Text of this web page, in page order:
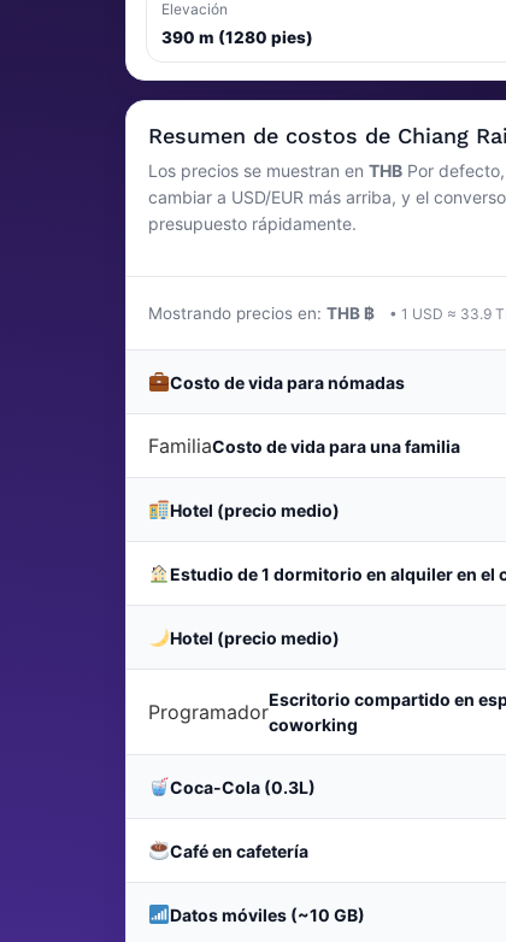
Elevación
390 m (1280 pies)
Resumen de costos de Chiang Rai
Los precios se muestran en THB Por
cambiar a USD/EUR más arriba, y el
presupuesto rápidamente.
Mostrando precios en: THB ฿ • 1 USD ≈ 33.9
Costo de vida para nómadas
FamiliaCosto de vida para una familia
Hotel (precio medio)
Estudio de 1 dormitorio en alquiler en el
Hotel (precio medio)
Programador
Escritorio compartido en
coworking
Coca-Cola (0.3L)
Café en cafetería
Datos móviles (~10 GB)